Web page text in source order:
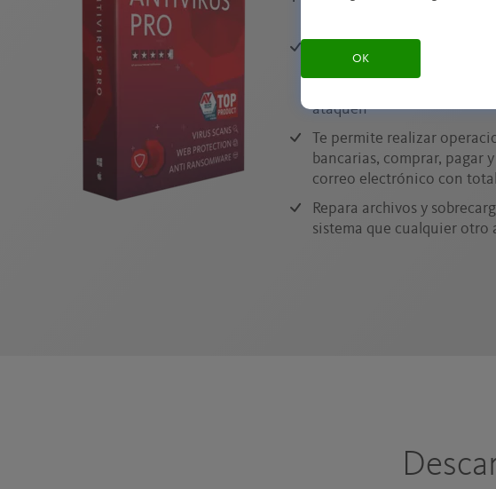
ataquen
Te permite realizar
bancarias, comprar, pagar
correo electrónico con
Repara archivos y
sistema que cualquier otro
OK